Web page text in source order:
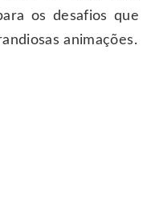
os desafios que
animações.